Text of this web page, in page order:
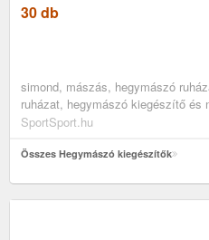
30 db
simond, mászás, hegymászó
ruházat, hegymászó kiegészítő és
SportSport.hu
Összes Hegymászó kiegészítők